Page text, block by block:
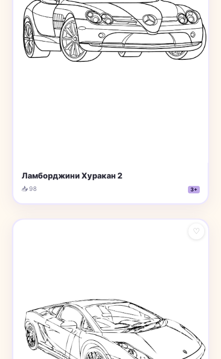
Ламборджини Хуракан 2
📥 98 3+
♡